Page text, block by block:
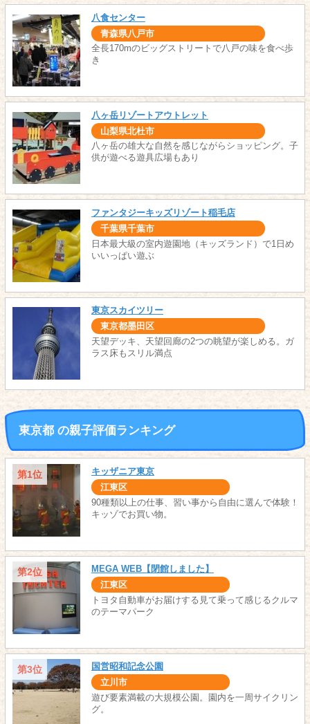
八食センター
青森県八戸市
全長170mのビッグストリートで八戸の味を食べ歩
き
八ヶ岳リゾートアウトレット
山梨県北杜市
八ヶ岳の雄大な自然を感じながらショッピング。子
供が遊べる遊具広場もあり
ファンタジーキッズリゾート稲毛店
千葉県千葉市
日本最大級の室内遊園地（キッズランド）で1日め
いいっぱい遊ぶ
東京スカイツリー
東京都墨田区
天望デッキ、天望回廊の2つの眺望が楽しめる。ガ
ラス床もスリル満点
東京都 の親子評価ランキング
第1位 キッザニア東京
江東区
90種類以上の仕事、習い事から自由に選んで体験！
キッゾでお買い物。
第2位 MEGA WEB【閉館しました】
江東区
トヨタ自動車がお届けする見て乗って感じるクルマ
のテーマパーク
第3位 国営昭和記念公園
立川市
遊び要素満載の大規模公園。園内を一周サイクリン
グ。